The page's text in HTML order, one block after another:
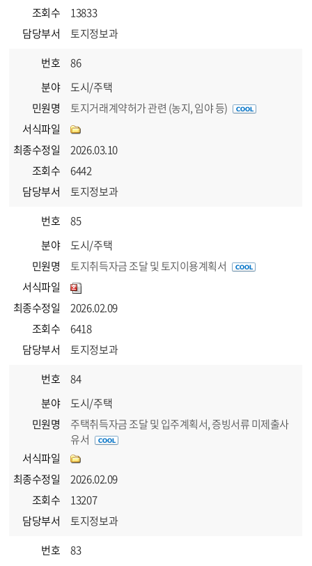
조회수
13833
담당부서
토지정보과
번호
86
분야
도시/주택
민원명
토지거래계약허가 관련 (농지, 임야 등)
서식파일
최종수정일
2026.03.10
조회수
6442
담당부서
토지정보과
번호
85
분야
도시/주택
민원명
토지취득자금 조달 및 토지이용계획서
서식파일
최종수정일
2026.02.09
조회수
6418
담당부서
토지정보과
번호
84
분야
도시/주택
민원명
주택취득자금 조달 및 입주계획서, 증빙서류 미제출사
유서
서식파일
최종수정일
2026.02.09
조회수
13207
담당부서
토지정보과
번호
83